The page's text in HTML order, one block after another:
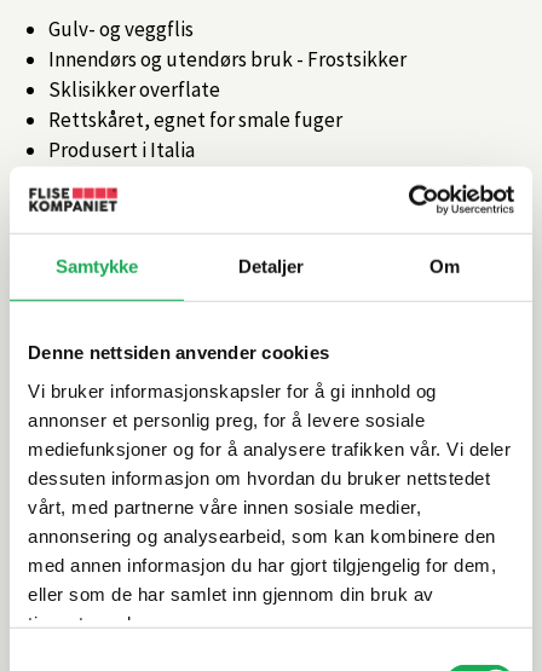
Samtykke Detaljer Om
Denne nettsiden anvender cookies
Vi bruker informasjonskapsler for å gi innhold og
annonser et personlig preg, for å levere sosiale
mediefunksjoner og for å analysere trafikken vår. Vi deler
dessuten informasjon om hvordan du bruker nettstedet
vårt, med partnerne våre innen sosiale medier,
annonsering og analysearbeid, som kan kombinere den
med annen informasjon du har gjort tilgjengelig for dem,
eller som de har samlet inn gjennom din bruk av
tjenestene deres.
Gulv- og veggflis
Innendørs og utendørs bruk - Frostsikker
Sklisikker overflate
Rettskåret, egnet for smale fuger
Produsert i Italia
Artikkelnr.101652237
Produktinformasjon
Spesifikasjoner
Rengjøring og vedlikehold
Leveringsinformasjon
Dokumentasjon